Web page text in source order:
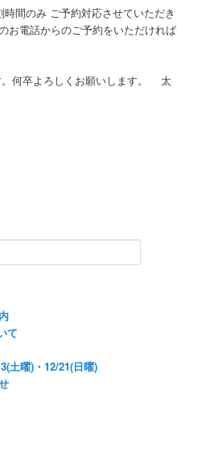
間のみ ご予約対応させていただき
お電話からのご予約をいただければ
。何卒よろしくお願いします。 太
て
土曜)・12/21(日曜)